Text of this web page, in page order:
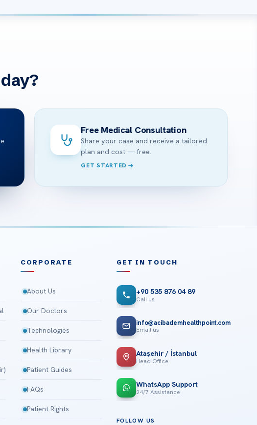
Free Medical Consultation
Share your case and receive a tailored
plan and cost — free.
GET STARTED
CORPORATE
About Us
Our Doctors
Technologies
Health Library
Patient Guides
FAQs
Patient Rights
GET IN TOUCH
+90 535 876 04 89
Call us
info@acibademhealthpoint.com
Email us
Ataşehir / İstanbul
Head Office
WhatsApp Support
24/7 Assistance
FOLLOW US